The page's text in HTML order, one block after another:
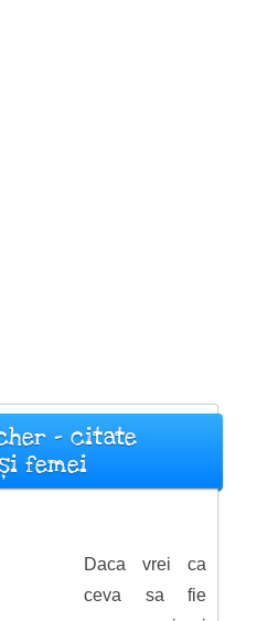
- citate
femei
Daca vrei ca
ceva sa fie